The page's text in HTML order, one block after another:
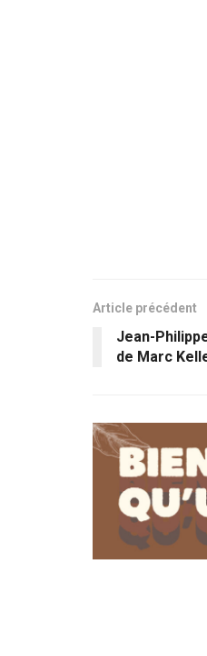
Article précédent
Jean-
de Marc